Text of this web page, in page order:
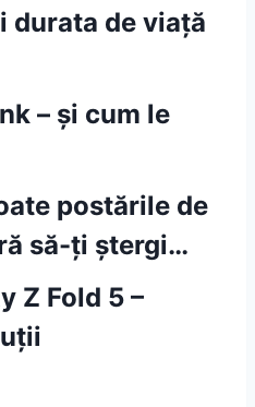
durata de viață
– și cum le
postările de
să-ți ștergi…
Z Fold 5 –